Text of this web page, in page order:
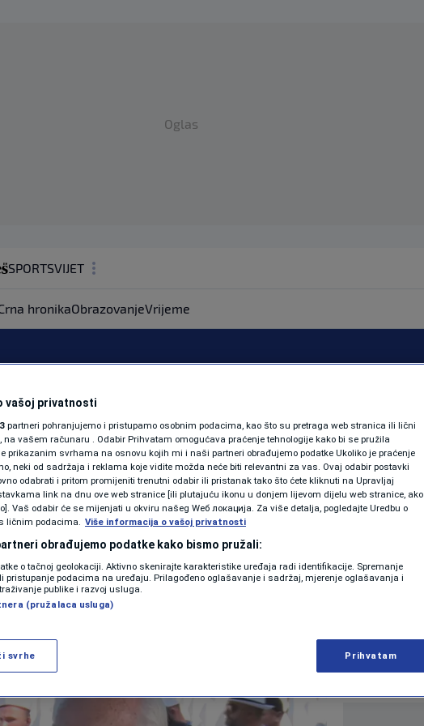
Oglas
SPORTSVIJET
ZDRAVLJE
SHOWBIZ
PODCAST
N1 SPECIJAL
FENOMENI
NEISTRAŽENO
VIRALNO
hronikaObrazovanjeVrijeme
su donijela
genocida i
VIJESTI | 0 komentara
Više
vašoj privatnosti
partneri pohranjujemo i pristupamo osobnim podacima, kao što su pretraga web stranica ili lični
na vašem računaru . Odabir Prihvatam omogućava praćenje tehnologije kako bi se pružila
prikazanim svrhama na osnovu kojih mi i naši partneri obrađujemo podatke Ukoliko je praćenje
neki od sadržaja i reklama koje vidite možda neće biti relevantni za vas. Ovaj odabir postavki
odabrati i pritom promijeniti trenutni odabir ili pristanak tako što ćete kliknuti na Upravljaj
link na dnu ove web stranice [ili plutajuću ikonu u donjem lijevom dijelu web stranice, ako
Vaš odabir će se mijenjati u okviru našeg Wеб локација. Za više detalja, pogledajte Uredbu o
ličnim podacima. Više informacija o vašoj privatnosti
obrađujemo podatke kako bismo pružali:
o tačnoj geolokaciji. Aktivno skenirajte karakteristike uređaja radi identifikacije. Spremanje
pristupanje podacima na uređaju. Prilagođeno oglašavanje i sadržaj, mjerenje oglašavanja i
publike i razvoj usluga.
(pružalaca usluga)
svrhe Prihvatam